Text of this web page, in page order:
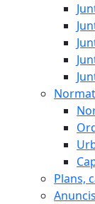
Plans,